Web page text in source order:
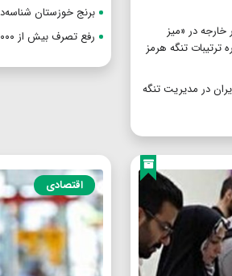
خارجه در «میز
ترتیبات تنگه هرمز
در مدیریت تنگه
برنج خوزستان
رفع تصرف بیش از ۹۰۰۰ مترمربع اراضی ملی در خوزستان
اقتصادی